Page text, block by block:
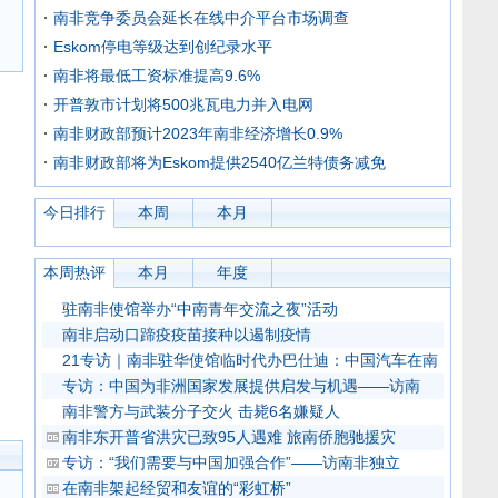
南非竞争委员会延长在线中介平台市场调查
Eskom停电等级达到创纪录水平
南非将最低工资标准提高9.6%
开普敦市计划将500兆瓦电力并入电网
南非财政部预计2023年南非经济增长0.9%
南非财政部将为Eskom提供2540亿兰特债务减免
今日排行 本周 本月
本周热评 本月 年度
驻南非使馆举办“中南青年交流之夜”活动
南非启动口蹄疫疫苗接种以遏制疫情
21专访｜南非驻华使馆临时代办巴仕迪：中国汽车在南
专访：中国为非洲国家发展提供启发与机遇——访南
南非警方与武装分子交火 击毙6名嫌疑人
南非东开普省洪灾已致95人遇难 旅南侨胞驰援灾
专访：“我们需要与中国加强合作”——访南非独立
在南非架起经贸和友谊的“彩虹桥”